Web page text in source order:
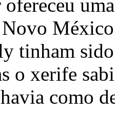
tinham
o xerife
como